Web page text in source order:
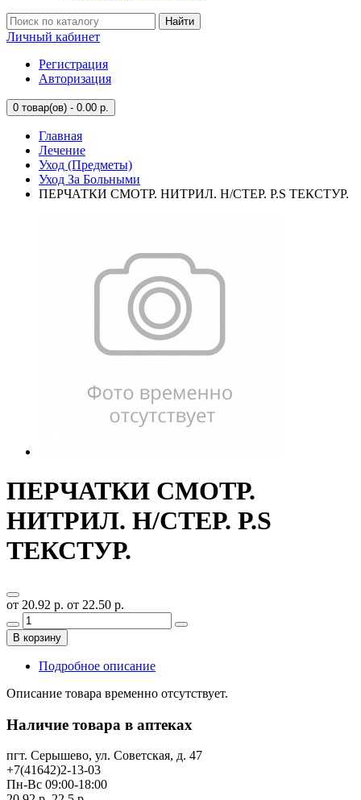
Найти
Личный кабинет
Регистрация
Авторизация
0 товар(ов) - 0.00 р.
Главная
Лечение
Уход (Предметы)
Уход За Больными
ПЕРЧАТКИ СМОТР. НИТРИЛ. Н/СТЕР. Р.S ТЕКСТУР.
ПЕРЧАТКИ СМОТР.
НИТРИЛ. Н/СТЕР. Р.S
ТЕКСТУР.
от 20.92 р. от 22.50 р.
В корзину
Подробное описание
Описание товара временно отсутствует.
Наличие товара в аптеках
пгт. Серышево, ул. Советская, д. 47
+7(41642)2-13-03
Пн-Вс 09:00-18:00